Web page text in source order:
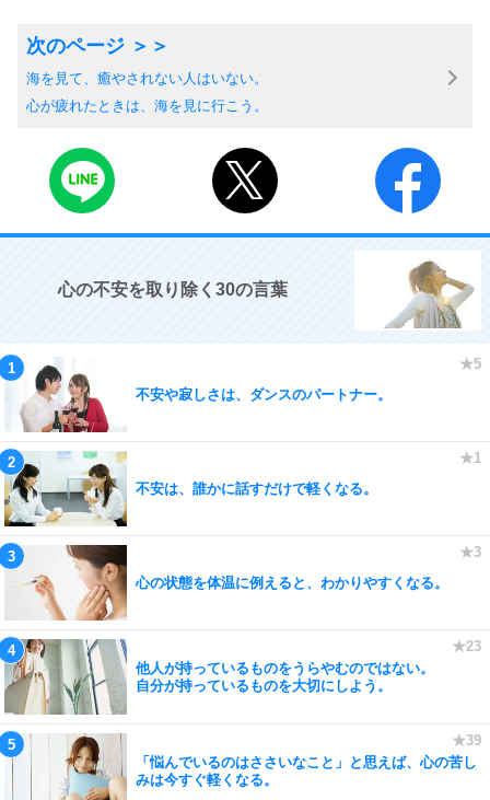
海を見て、癒やされない人はいない。
心が疲れたときは、海を見に行こう。
心の不安を取り除く30の言葉
不安や寂しさは、ダンスのパートナー。
不安は、誰かに話すだけで軽くなる。
心の状態を体温に例えると、わかりやすくなる。
他人が持っているものをうらやむのではない。
自分が持っているものを大切にしよう。
「悩んでいるのはささいなこと」と思えば、心の苦し
みは今すぐ軽くなる。